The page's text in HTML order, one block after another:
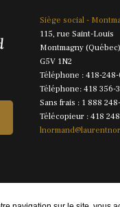
Siège social -
115, rue Saint-Louis
Montmagny (Québec)
G5V 1N2
Téléphone : 418-
Téléphone: 418 356-
Sans frais : 1 888
Télécopieur : 418